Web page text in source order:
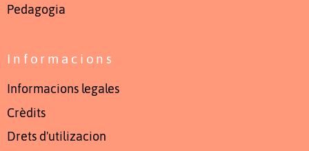
Pedagogia
Informacions
Informacions legales
Crèdits
Drets d'utilizacion